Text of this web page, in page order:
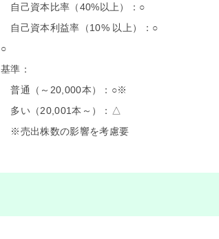
自己資本比率（40%以上）：○
自己資本利益率（10% 以上）：○
○
基準：
普通（～20,000本）：○※
多い（20,001本～）：△
※売出株数の影響を考慮要